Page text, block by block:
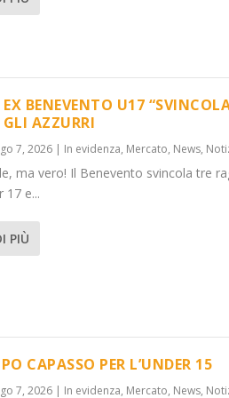
BENEVENTO U17
AZZURRI
7, 2026| In evidenza, Mercato, News,
ma vero! Il Benevento svincola tre
17 e...
PIÙ
CAPASSO PER L’UNDER 15
7, 2026| In evidenza, Mercato, News,